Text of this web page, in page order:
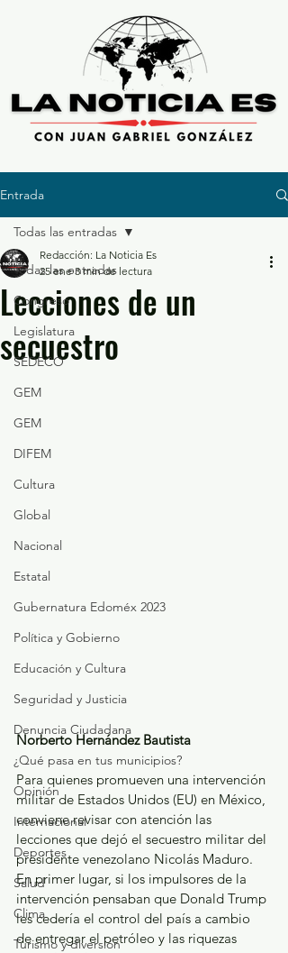
Entrada
Todas las entradas
Congreso
Legislatura
SEDECO
GEM
GEM
DIFEM
Cultura
Global
Nacional
Estatal
Gubernatura Edoméx 2023
Política y Gobierno
Educación y Cultura
Seguridad y Justicia
Denuncia Ciudadana
¿Qué pasa en tus municipios?
Opinión
Internacional
Deportes
Salud
Clima
Turismo y diversión
Todas las entradas
Lecciones de un
secuestro
Redacción: La Noticia Es
25 ene 3 min de lectura
Norberto Hernández Bautista
Para quienes promueven una intervención
militar de Estados Unidos (EU) en México,
conviene revisar con atención las
lecciones que dejó el secuestro militar del
presidente venezolano Nicolás Maduro.
En primer lugar, si los impulsores de la
intervención pensaban que Donald Trump
les cedería el control del país a cambio
de entregar el petróleo y las riquezas